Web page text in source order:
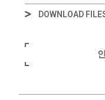
DOWNLOAD